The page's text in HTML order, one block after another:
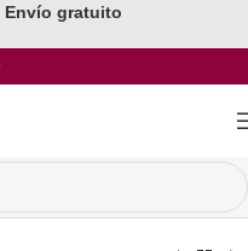
Envío gratuito